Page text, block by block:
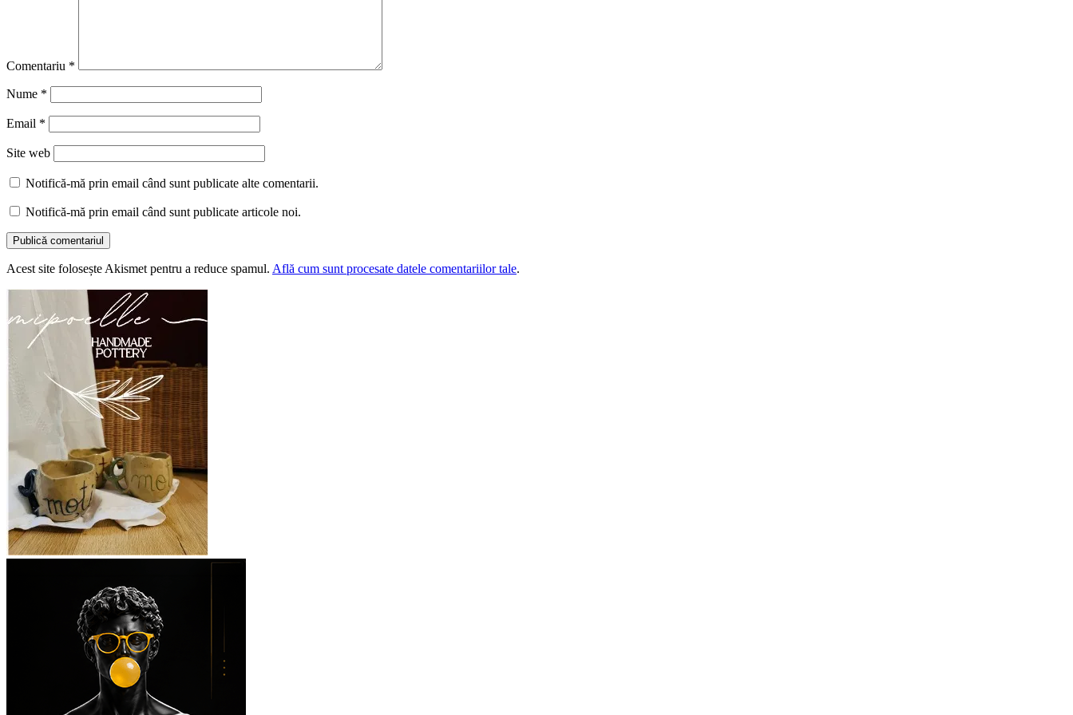
Comentariu *
Nume *
Email *
Site web
Notifică-mă prin email când sunt publicate alte comentarii.
Notifică-mă prin email când sunt publicate articole noi.
Acest site folosește Akismet pentru a reduce spamul. Află cum sunt procesate datele comentariilor tale.